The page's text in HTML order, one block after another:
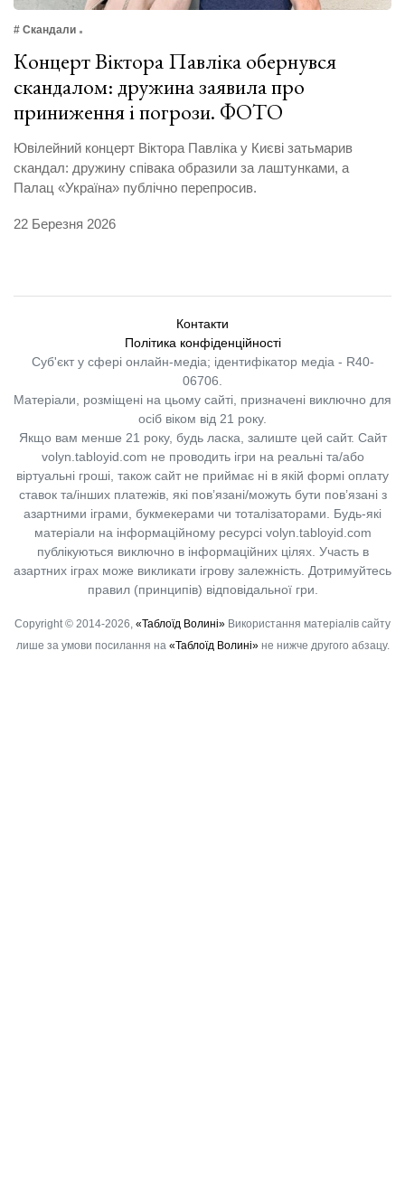
# Скандали
Концерт Віктора Павліка обернувся
скандалом: дружина заявила про
приниження і погрози. ФОТО
Ювілейний концерт Віктора Павліка у Києві затьмарив
скандал: дружину співака образили за лаштунками, а
Палац «Україна» публічно перепросив.
22 Березня 2026
Контакти
Політика конфіденційності
Суб'єкт у сфері онлайн-медіа; ідентифікатор медіа - R40-
06706.
Матеріали, розміщені на цьому сайті, призначені виключно для
осіб віком від 21 року.
Якщо вам менше 21 року, будь ласка, залиште цей сайт. Сайт
volyn.tabloyid.com не проводить ігри на реальні та/або
віртуальні гроші, також сайт не приймає ні в якій формі оплату
ставок та/інших платежів, які пов’язані/можуть бути пов’язані з
азартними іграми, букмекерами чи тоталізаторами. Будь-які
матеріали на інформаційному ресурсі volyn.tabloyid.com
публікуються виключно в інформаційних цілях. Участь в
азартних іграх може викликати ігрову залежність. Дотримуйтесь
правил (принципів) відповідальної гри.
Copyright © 2014-2026, «Таблоїд Волині» Використання матеріалів сайту
лише за умови посилання на «Таблоїд Волині»не нижче другого абзацу.